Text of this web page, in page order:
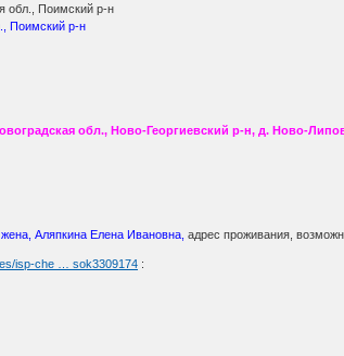
обл., Поимский р-н
Поимский р-н
обл., Ново-Георгиевский р-н, д. Ново-
жена, Аляпкина Елена Ивановна, адрес проживания,
isp-che … sok3309174 :